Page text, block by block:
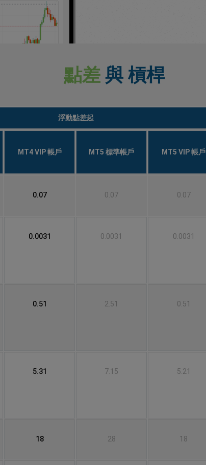
點差 與 槓桿
浮動點差起
MT4 VIP 帳戶 MT5 標準帳戶 MT5 VIP 帳戶
0.07 0.07 0.07
0.0031 0.0031 0.0031
0.51 2.51 0.51
5.31 7.15 5.21
18 28 18